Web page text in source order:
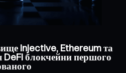
Injective, Ethereum та
DeFi блокчейни першого